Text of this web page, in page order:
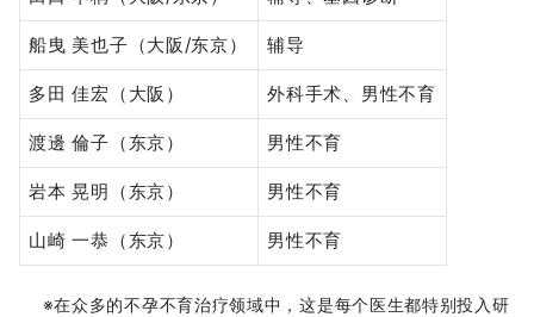
网站显示已恢复正常
船曳美也子医生将出演电视节目
关于一般不孕症治疗中药物处方的通知
关于早发性卵巢功能不全患者的卵子冷冻补助制度
船曳 美也子（大阪/东京） 辅导
多田 佳宏（大阪） 外科手术、男性不育
渡邊 倫子（东京） 男性不育
岩本 晃明（东京） 男性不育
山崎 一恭（东京） 男性不育
※在众多的不孕不育治疗领域中，这是每个医生都特别投入研